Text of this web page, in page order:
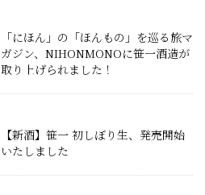
「にほん」の「ほんもの」を巡る旅マ
ガジン、NIHONMONOに笹一酒造が
取り上げられました！
【新酒】笹一 初しぼり生、発売開始
いたしました